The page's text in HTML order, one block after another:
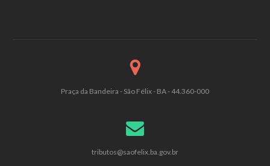
Praça da Bandeira - São Félix - BA - 44.360-000
tributos@saofelix.ba.gov.br